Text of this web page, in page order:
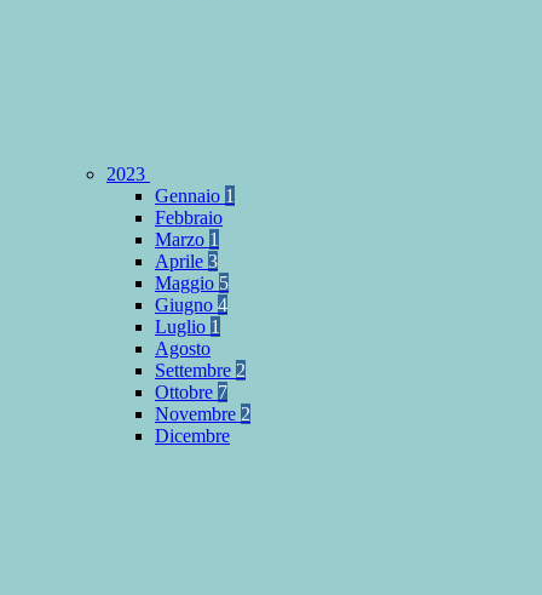
2023
Gennaio 1
Febbraio
Marzo 1
Aprile 3
Maggio 5
Giugno 4
Luglio 1
Agosto
Settembre 2
Ottobre 7
Novembre 2
Dicembre